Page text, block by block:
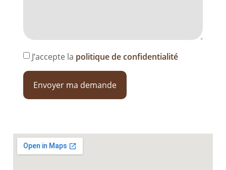
J’accepte la politique de confidentialité
Envoyer ma demande